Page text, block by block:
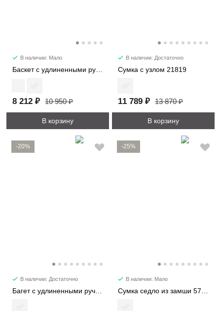
В наличии: Мало
Баскет с удлиненными ручками 30052
8 212 ₽ 10 950 ₽
В корзину
В наличии: Достаточно
Сумка с узлом 21819
11 789 ₽ 13 870 ₽
В корзину
-20%
В наличии: Достаточно
-25%
В наличии: Мало